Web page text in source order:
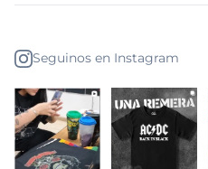
Seguinos en Instagram